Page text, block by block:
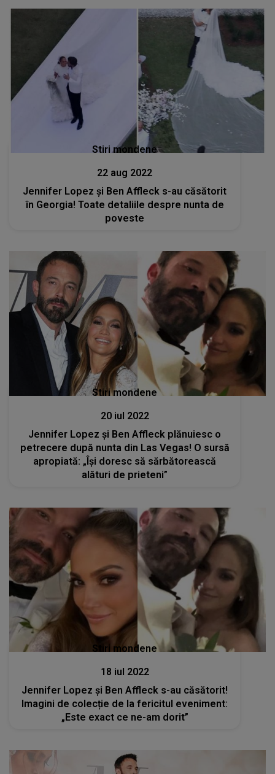
Stiri mondene
22 aug 2022
Jennifer Lopez și Ben Affleck s-au căsătorit
în Georgia! Toate detaliile despre nunta de
poveste
Stiri mondene
20 iul 2022
Jennifer Lopez și Ben Affleck plănuiesc o
petrecere după nunta din Las Vegas! O sursă
apropiată: „Își doresc să sărbătorească
alături de prieteni”
Stiri mondene
18 iul 2022
Jennifer Lopez și Ben Affleck s-au căsătorit!
Imagini de colecție de la fericitul eveniment:
„Este exact ce ne-am dorit”